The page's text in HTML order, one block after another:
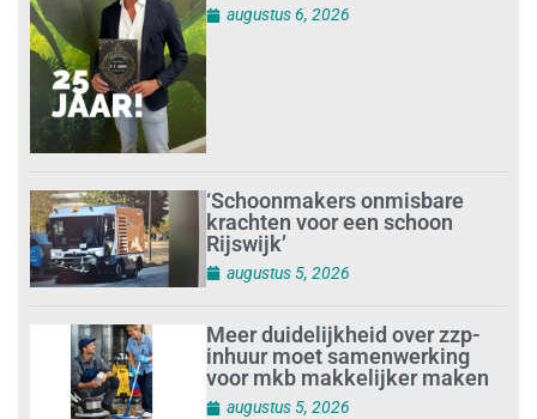
augustus 6, 2026
‘Schoonmakers onmisbare
krachten voor een schoon
Rijswijk’
augustus 5, 2026
Meer duidelijkheid over zzp-
inhuur moet samenwerking
voor mkb makkelijker maken
augustus 5, 2026